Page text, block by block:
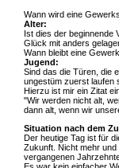
Wann wird eine
Alter:
Ist dies der beginnende
Glück mit anders
Wann bleibt eine
Jugend:
Sind das die Türen, die
ungestüm zuerst laufen
Hierzu ist mir ein Zitat
"Wir werden nicht alt,
dann alt, wenn wir
Situation nach dem
Der heutige Tag ist für
Zukunft. Nicht mehr
vergangenen